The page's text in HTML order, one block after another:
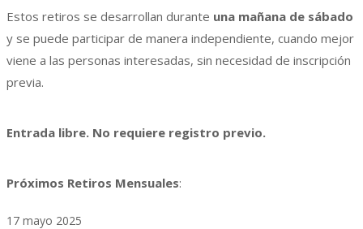
Estos retiros se desarrollan durante una mañana de sábado
y se puede participar de manera independiente, cuando mejor
viene a las personas interesadas, sin necesidad de inscripción
previa.
Entrada libre. No requiere registro previo.
Próximos Retiros Mensuales:
17 mayo 2025